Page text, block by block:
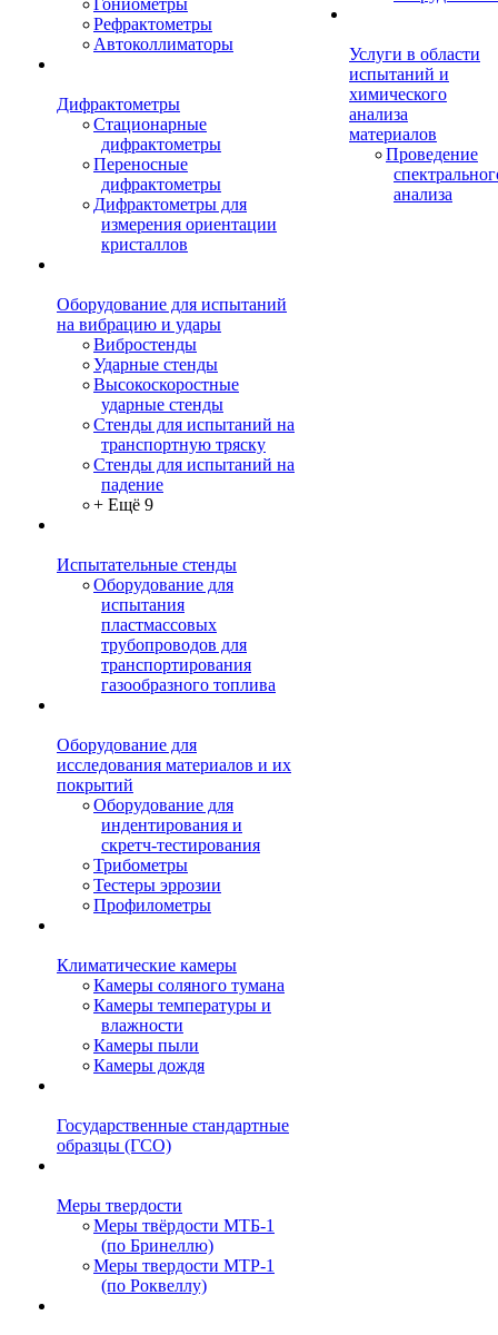
Гониометры
Рефрактометры
Автоколлиматоры
Дифрактометры
Стационарные
дифрактометры
Переносные
дифрактометры
Дифрактометры для
измерения ориентации
кристаллов
Оборудование для испытаний
на вибрацию и удары
Вибростенды
Ударные стенды
Высокоскоростные
ударные стенды
Стенды для испытаний на
транспортную тряску
Стенды для испытаний на
падение
+ Ещё 9
Испытательные стенды
Оборудование для
испытания
пластмассовых
трубопроводов для
транспортирования
газообразного топлива
Оборудование для
исследования материалов и их
покрытий
Оборудование для
индентирования и
скретч-тестирования
Трибометры
Тестеры эррозии
Профилометры
Климатические камеры
Камеры соляного тумана
Камеры температуры и
влажности
Камеры пыли
Камеры дождя
Государственные стандартные
образцы (ГСО)
Меры твердости
Меры твёрдости МТБ-1
(по Бринеллю)
Меры твердости МТР-1
(по Роквеллу)
Услуги в области
испытаний и
химического
анализа
материалов
Проведение
анализа